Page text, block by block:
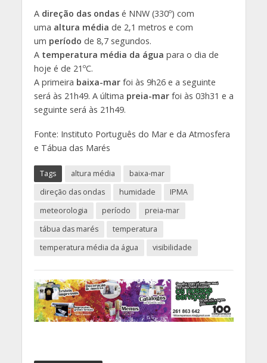
A direção das ondasé NNW (330º) com
uma altura média de 2,1 metros e com
um período de 8,7 segundos.
Atemperatura média da água para o dia de
hoje é de 21ºC.
A primeira baixa-marfoi às 9h26 e a seguinte
será às 21h49. A última preia-marfoi às 03h31 e a
seguinte será às 21h49.
Fonte: Instituto Português do Mar e da Atmosfera
e Tábua das Marés
Tags altura média
baixa-mar
direção das ondas
humidade
IPMA
meteorologia
período
preia-mar
tábua das marés
temperatura
temperatura média da água
visibilidade